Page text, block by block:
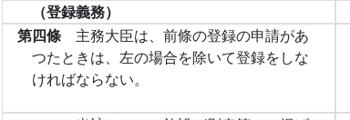
（登録義務）
第四條 主務大臣は、前條の登録の申請があ
つたときは、左の場合を除いて登録をしな
ければならない。